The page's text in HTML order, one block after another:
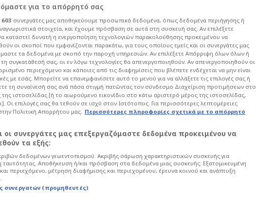
το
της Άγκυρας!
Πολιτική
Turkish Foreign Policy Dataset
πώς η Άγκυρα παρουσιάζει
ποιες έννοιες χρησιμοποιεί
η επίσημη ρητορική της.
για το απόρρητό σας
603 συνεργάτες μας αποθηκεύουμε προσωπικά δεδομένα, όπως δεδομένα περιήγησης ή
στοιχεία, και έχουμε πρόσβαση σε αυτά στη συσκευή σας. Αν επιλέξετε
καταστεί δυνατή η ενεργοποίηση τεχνολογιών παρακολούθησης προκειμένου να
οι σκοποί που εμφανίζονται παρακάτω, για τους οποίους εμείς και οι συνεργάτες μας
τα δεδομένα με σκοπό την παροχή υπηρεσιών. Αν επιλέξετε Απόρριψη όλων όλων ή
συγκατάθεσή σας, οι εν λόγω τεχνολογίες θα απενεργοποιηθούν. Αν απενεργοποιηθούν οι
περιεχόμενο και κάποιες από τις διαφημίσεις που βλέπετε ενδέχεται να μην είναι
με εσάς. Μπορείτε να επανεμφανίσετε αυτό το μενού για να αλλάξετε τις επιλογές σας ή
τη συναίνεσή σας ανά πάσα στιγμή πατώντας τον σύνδεσμο Διαχείριση προτιμήσεων στο
ιστοσελίδας [ή το αιωρούμενο εικονίδιο στο κάτω αριστερό μέρος της ιστοσελίδας,
Οι επιλογές σας θα τεθούν σε ισχύ στον Ιστότοπος. Για περισσότερες λεπτομέρειες
Πολιτική Απορρήτου μας. Περισσότερες πληροφορίες σχετικά με το απόρρητό
οι συνεργάτες μας επεξεργαζόμαστε δεδομένα προκειμένου να
τα εξής:
δεδομένων γεωεντοπισμού. Ακριβής σάρωση χαρακτηριστικών συσκευής για
ταυτότητας. Αποθήκευση ή/και πρόσβαση στα δεδομένα μιας συσκευής. Εξατομικευμένη
περιεχόμενο, μέτρηση διαφήμισης και περιεχομένου, έρευνα κοινού και ανάπτυξη
συνεργατών (προμηθευτές)